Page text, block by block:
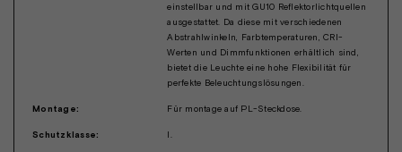
einstellbar und mit GU10 Reflektorlichtquellen
ausgestattet. Da diese mit verschiedenen
Abstrahlwinkeln, Farbtemperaturen, CRI-
Werten und Dimmfunktionen erhältlich sind,
bietet die Leuchte eine hohe Flexibilität für
perfekte Beleuchtungslösungen.
Montage: Für montage auf PL-Steckdose.
Schutzklasse: I.